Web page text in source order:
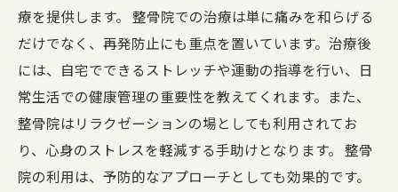
療を提供します。 整骨院での治療は単に痛みを和らげる
だけでなく、再発防止にも重点を置いています。治療後
には、自宅でできるストレッチや運動の指導を行い、日
常生活での健康管理の重要性を教えてくれます。また、
整骨院はリラクゼーションの場としても利用されてお
り、心身のストレスを軽減する手助けとなります。 整骨
院の利用は、予防的なアプローチとしても効果的です。